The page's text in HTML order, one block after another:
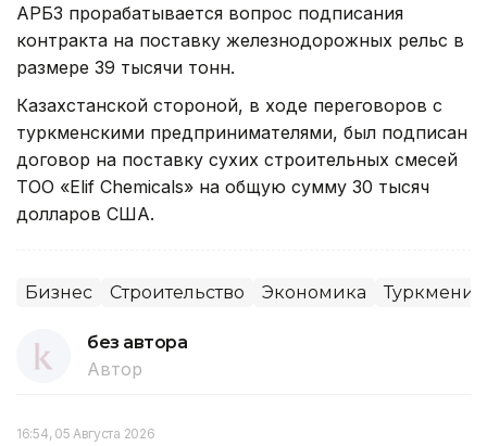
АРБЗ прорабатывается вопрос подписания
контракта на поставку железнодорожных рельс в
размере 39 тысячи тонн.
Казахстанской стороной, в ходе переговоров с
туркменскими предпринимателями, был подписан
договор на поставку сухих строительных смесей
ТОО «Elif Chemicals» на общую сумму 30 тысяч
долларов США.
Бизнес Строительство Экономика
без автора
Автор
16:54, 05 Августа 2026